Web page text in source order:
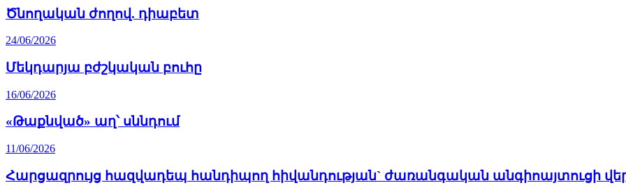
Ծնողական ժողով. դիաբետ
24/06/2026
Մեկդարյա բժշկական բուհը
16/06/2026
«Թաքնված» աղ՝ սննդում
11/06/2026
Հարցազրույց հազվադեպ հանդիպող հիվանդության` ժառանգական անգիոայտուցի